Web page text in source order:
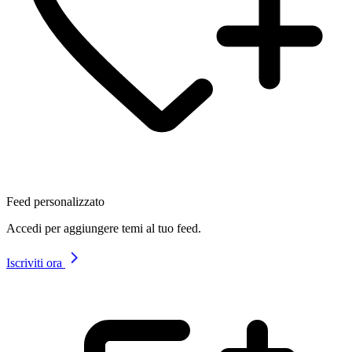
Feed personalizzato
Accedi per aggiungere temi al tuo feed.
Iscriviti ora